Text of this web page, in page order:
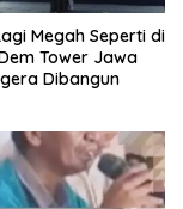
Megah Seperti di
Tower Jawa
Dibangun